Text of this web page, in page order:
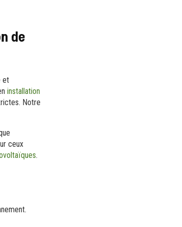
de
et
installation
Notre
ceux
.